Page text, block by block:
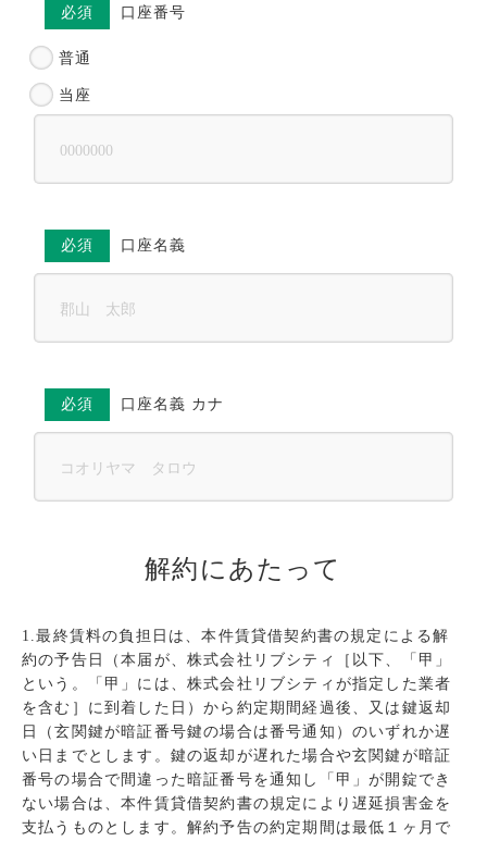
必須 口座番号
普通
当座
必須 口座名義
必須 口座名義 カナ
解約にあたって
1.最終賃料の負担日は、本件賃貸借契約書の規定による解
約の予告日（本届が、株式会社リブシティ［以下、「甲」
という。「甲」には、株式会社リブシティが指定した業者
を含む］に到着した日）から約定期間経過後、又は鍵返却
日（玄関鍵が暗証番号鍵の場合は番号通知）のいずれか遅
い日までとします。鍵の返却が遅れた場合や玄関鍵が暗証
番号の場合で間違った暗証番号を通知し「甲」が開錠でき
ない場合は、本件賃貸借契約書の規定により遅延損害金を
支払うものとします。解約予告の約定期間は最低１ヶ月で